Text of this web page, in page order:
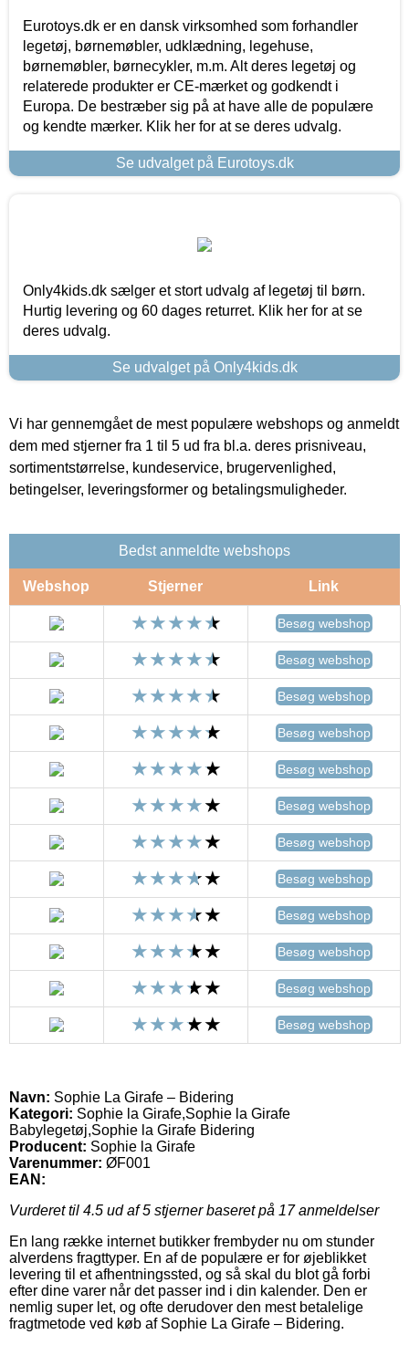
Eurotoys.dk er en dansk virksomhed som forhandler
legetøj, børnemøbler, udklædning, legehuse,
børnemøbler, børnecykler, m.m. Alt deres legetøj og
relaterede produkter er CE-mærket og godkendt i
Europa. De bestræber sig på at have alle de populære
og kendte mærker. Klik her for at se deres udvalg.
Se udvalget på Eurotoys.dk
Only4kids.dk sælger et stort udvalg af legetøj til børn.
Hurtig levering og 60 dages returret. Klik her for at se
deres udvalg.
Se udvalget på Only4kids.dk
Vi har gennemgået de mest populære webshops og anmeldt
dem med stjerner fra 1 til 5 ud fra bl.a. deres prisniveau,
sortimentstørrelse, kundeservice, brugervenlighed,
betingelser, leveringsformer og betalingsmuligheder.
Bedst anmeldte webshops
Webshop Stjerner Link
Besøg webshop
Besøg webshop
Besøg webshop
Besøg webshop
Besøg webshop
Besøg webshop
Besøg webshop
Besøg webshop
Besøg webshop
Besøg webshop
Besøg webshop
Besøg webshop
Navn: Sophie La Girafe – Bidering
Kategori: Sophie la Girafe,Sophie la Girafe
Babylegetøj,Sophie la Girafe Bidering
Producent: Sophie la Girafe
Varenummer: ØF001
EAN:
Vurderet til 4.5 ud af 5 stjerner baseret på 17anmeldelser
En lang række internet butikker frembyder nu om stunder
alverdens fragttyper. En af de populære er for øjeblikket
levering til et afhentningssted, og så skal du blot gå forbi
efter dine varer når det passer ind i din kalender. Den er
nemlig super let, og ofte derudover den mest betalelige
fragtmetode ved køb af Sophie La Girafe – Bidering.